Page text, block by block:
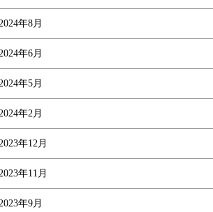
年8月
年6月
年5月
年2月
年12月
年11月
年9月